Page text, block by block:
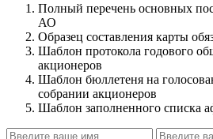
Полный перечень основных
АО
Образец составления карты
Шаблон протокола годового
акционеров
Шаблон бюллетеня на
собрании акционеров
Шаблон заполненного списка